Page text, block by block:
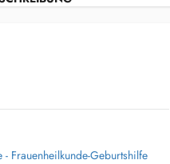
Frauenheilkunde-Geburtshilfe